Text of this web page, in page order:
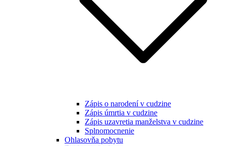
Zápis o narodení v cudzine
Zápis úmrtia v cudzine
Zápis uzavretia manželstva v cudzine
Splnomocnenie
Ohlasovňa pobytu